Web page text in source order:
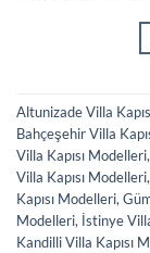
Altunizade Villa
Bahçeşehir Villa
Villa Kapısı Modelleri,
Villa Kapısı Modelleri,
Kapısı Modelleri,
Modelleri, İstinye
Kandilli Villa Kapısı